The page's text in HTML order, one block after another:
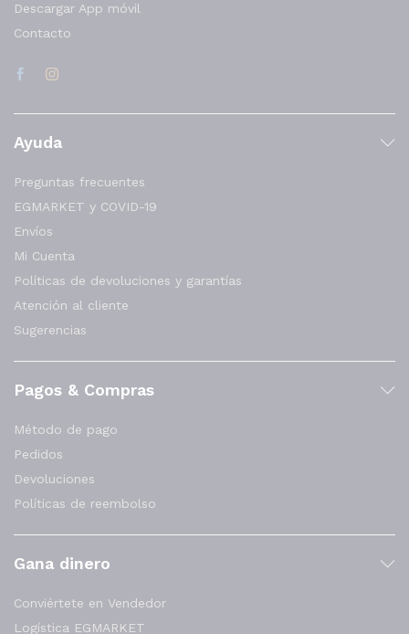
Descargar App móvil
Contacto
Ayuda
Preguntas frecuentes
EGMARKET y COVID-19
Envíos
Mi Cuenta
Políticas de devoluciones y garantías
Atención al cliente
Sugerencias
Pagos & Compras
Método de pago
Pedidos
Devoluciones
Políticas de reembolso
Gana dinero
Conviértete en Vendedor
Logística EGMARKET